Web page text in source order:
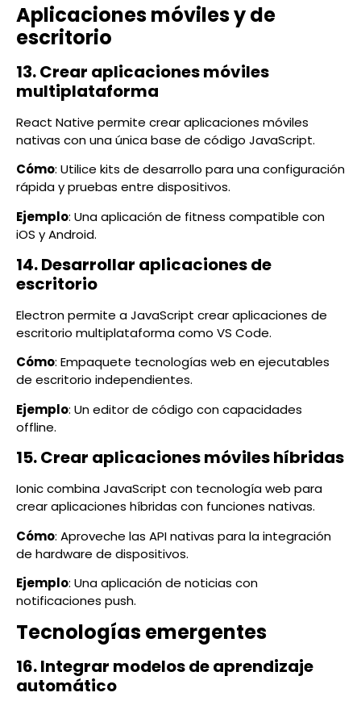
Aplicaciones móviles y de
escritorio
13. Crear aplicaciones móviles
multiplataforma
React Native permite crear aplicaciones móviles
nativas con una única base de código JavaScript.
Cómo: Utilice kits de desarrollo para una configuración
rápida y pruebas entre dispositivos.
Ejemplo: Una aplicación de fitness compatible con
iOS y Android.
14. Desarrollar aplicaciones de
escritorio
Electron permite a JavaScript crear aplicaciones de
escritorio multiplataforma como VS Code.
Cómo: Empaquete tecnologías web en ejecutables
de escritorio independientes.
Ejemplo: Un editor de código con capacidades
offline.
15. Crear aplicaciones móviles híbridas
Ionic combina JavaScript con tecnología web para
crear aplicaciones híbridas con funciones nativas.
Cómo: Aproveche las API nativas para la integración
de hardware de dispositivos.
Ejemplo: Una aplicación de noticias con
notificaciones push.
Tecnologías emergentes
16. Integrar modelos de aprendizaje
automático